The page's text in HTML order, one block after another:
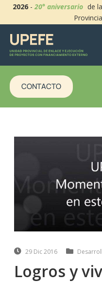
2026-20° aniversario de
CONTACTO
29 Dic 2016
Logros y